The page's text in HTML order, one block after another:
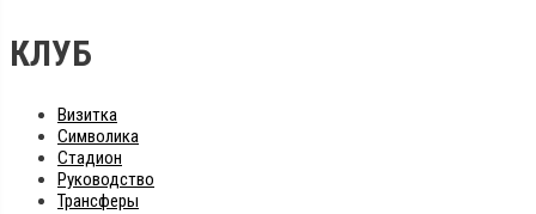
КЛУБ
Визитка
Символика
Стадион
Руководство
Трансферы